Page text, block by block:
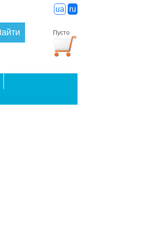
ua ru
Пусто